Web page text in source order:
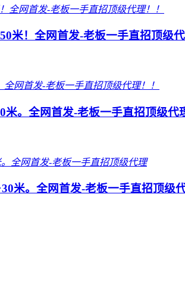
米！全网首发-老板一手直招顶级代
。全网首发-老板一手直招顶级代
米。全网首发-老板一手直招顶级